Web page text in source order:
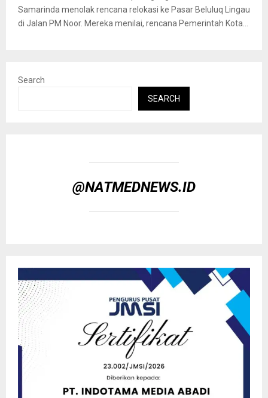
Samarinda menolak rencana relokasi ke Pasar Beluluq Lingau
di Jalan PM Noor. Mereka menilai, rencana Pemerintah Kota...
Search
SEARCH
@NATMEDNEWS.ID